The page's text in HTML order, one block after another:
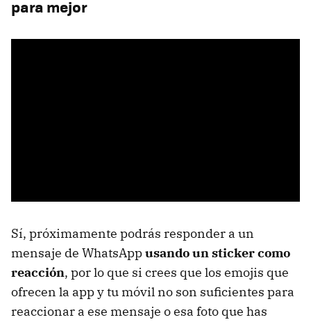
para mejor
Sí, próximamente podrás responder a un
mensaje de WhatsAppusando un sticker como
reacción, por lo que si crees que los emojis que
ofrecen la app y tu móvil no son suficientes para
reaccionar a ese mensaje o esa foto que has